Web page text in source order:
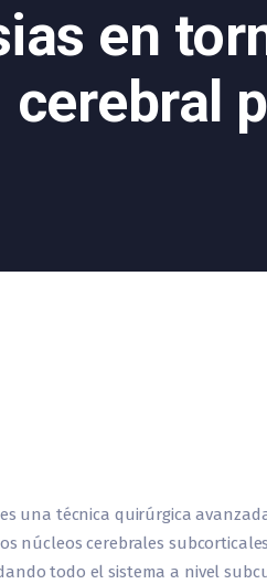
en
cerebral
una técnica quirúrgica
núcleos cerebrales
todo el sistema a nivel